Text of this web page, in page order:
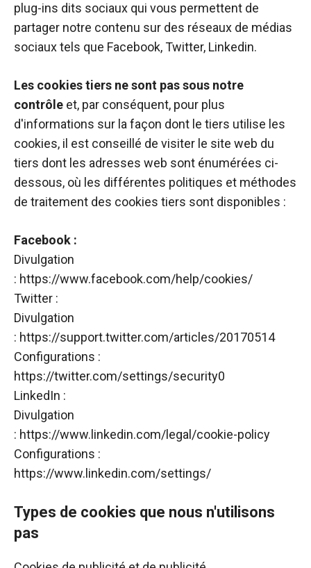
plug-ins dits sociaux qui vous permettent de
partager notre contenu sur des réseaux de médias
sociaux tels que Facebook, Twitter, Linkedin.
Les cookies tiers ne sont pas sous notre
contrôle et, par conséquent, pour plus
d'informations sur la façon dont le tiers utilise les
cookies, il est conseillé de visiter le site web du
tiers dont les adresses web sont énumérées ci-
dessous, où les différentes politiques et méthodes
de traitement des cookies tiers sont disponibles :
Facebook :
Divulgation
: https://www.facebook.com/help/cookies/
Twitter :
Divulgation
: https://support.twitter.com/articles/20170514
Configurations :
https://twitter.com/settings/security0
LinkedIn :
Divulgation
: https://www.linkedin.com/legal/cookie-policy
Configurations :
https://www.linkedin.com/settings/
Types de cookies que nous n'utilisons
pas